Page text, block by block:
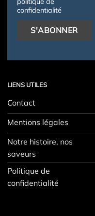
confidentialité
LIENS UTILES
Contact
Mentions légales
Notre histoire, nos
saveurs
Politique de
confidentialité